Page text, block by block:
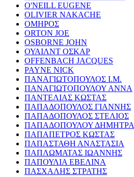
O'NEILL EUGENE
OLIVIER NAKACHE
ΟΜΗΡΟΣ
ORTON JOE
OSBORNE JOHN
ΟΥΑΙΛΝΤ ΟΣΚΑΡ
OFFENBACH JACQUES
PAYNE NICK
ΠΑΝΑΓΙΩΤΟΠΟΥΛΟΣ Ι.Μ.
ΠΑΝΑΓΙΩΤΟΠΟΥΛΟΥ ΑΝΝΑ
ΠΑΝΤΕΛΙΑΣ ΚΩΣΤΑΣ
ΠΑΠΑΔΟΠΟΥΛΟΣ ΓΙΑΝΝΗΣ
ΠΑΠΑΔΟΠΟΥΛΟΣ ΣΤΕΛΙΟΣ
ΠΑΠΑΔΟΠΟΥΛΟΥ ΔΗΜΗΤΡΑ
ΠΑΠΑΠΕΤΡΟΣ ΚΩΣΤΑΣ
ΠΑΠΑΣΤΑΘΗ ΑΝΑΣΤΑΣΙΑ
ΠΑΠΛΩΜΑΤΑΣ ΙΩΑΝΝΗΣ
ΠΑΠΟΥΛΙΑ ΕΒΕΛΙΝΑ
ΠΑΣΧΑΛΗΣ ΣΤΡΑΤΗΣ